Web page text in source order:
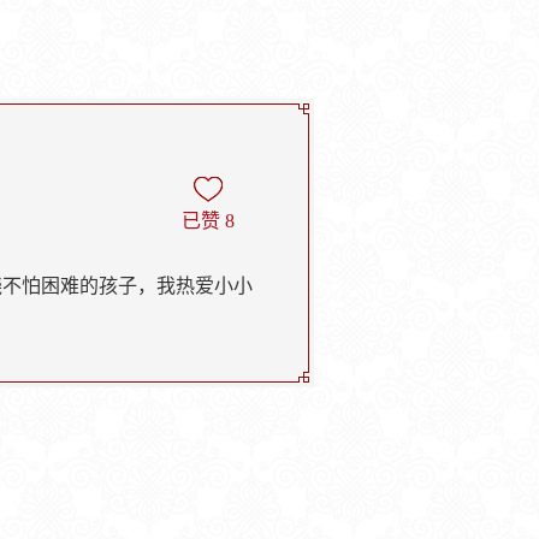
怕困难的孩子，我热爱小小
已赞 8